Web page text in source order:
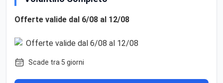
Offerte valide dal 6/08 al 12/08
Scade tra 5 giorni